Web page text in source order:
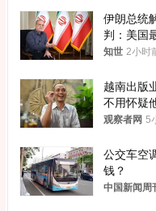
伊朗总统
判：美国
国，但他
知世 2小时
越南出版
不用怀疑
的决心
观察者网 5
公交车空
钱？
中国新闻周